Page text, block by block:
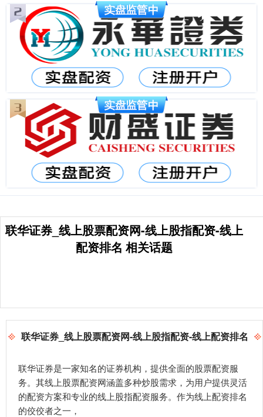
联华证券_线上股票配资网-线上股指配资-线上
配资排名 相关话题
联华证券_线上股票配资网-线上股指配资-线上配资排名
联华证券是一家知名的证券机构，提供全面的股票配资服
务。其线上股票配资网涵盖多种炒股需求，为用户提供灵活
的配资方案和专业的线上股指配资服务。作为线上配资排名
的佼佼者之一，